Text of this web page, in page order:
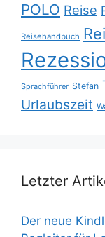
POLO Reise
Reisehandbuch
Sprachführer Stefan
Urlaubszeit
Letzter
Der neue